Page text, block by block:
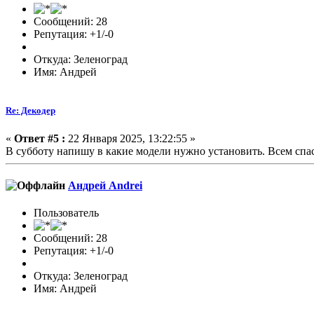
Сообщений: 28
Репутация: +1/-0
Откуда: Зеленоград
Имя: Андрей
Re: Декодер
« Ответ #5 : 22 Января 2025, 13:22:55 »
В субботу напишу в какие модели нужно установить. Всем
Андрей Andrei
Пользователь
Сообщений: 28
Репутация: +1/-0
Откуда: Зеленоград
Имя: Андрей